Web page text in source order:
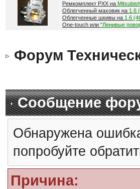
Ремкомплект РХХ на
Облегченный маховик на 1.6
Облегченные шкивы на 1.6
One-touch или "Ленивые
Форум
Сообщение
Обнаружена
попробуйте
Причина: